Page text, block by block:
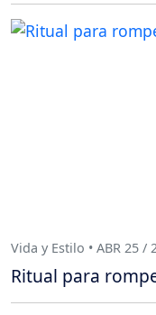
Vida y Estilo • ABR 25 /
Ritual para